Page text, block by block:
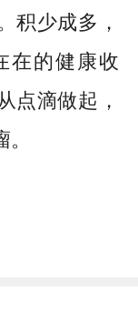
积少成多，
在的健康收
点滴做起，